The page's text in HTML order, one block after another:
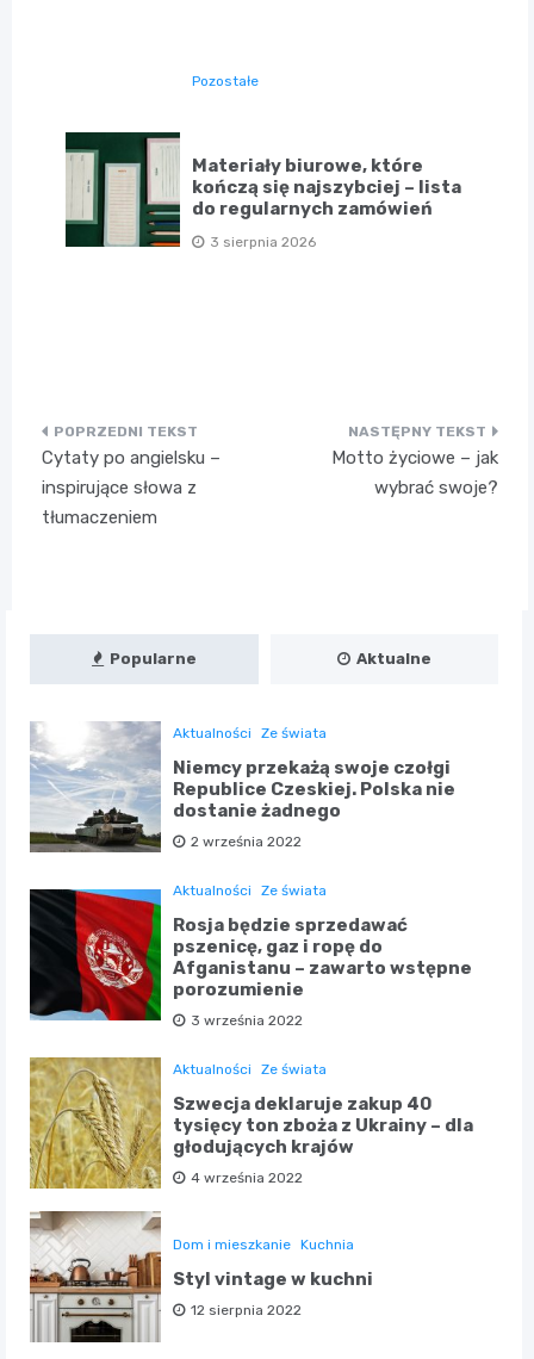
Pozostałe
Materiały biurowe, które
kończą się najszybciej – lista
do regularnych zamówień
3 sierpnia 2026
Nawigacja
wpisu
Cytaty po angielsku –
inspirujące słowa z
tłumaczeniem
Motto życiowe – jak
wybrać swoje?
Popularne Aktualne
Aktualności Ze świata
Niemcy przekażą swoje czołgi
Republice Czeskiej. Polska nie
dostanie żadnego
2 września 2022
Aktualności Ze świata
Rosja będzie sprzedawać
pszenicę, gaz i ropę do
Afganistanu – zawarto wstępne
porozumienie
3 września 2022
Aktualności Ze świata
Szwecja deklaruje zakup 40
tysięcy ton zboża z Ukrainy – dla
głodujących krajów
4 września 2022
Dom i mieszkanie Kuchnia
Styl vintage w kuchni
12 sierpnia 2022